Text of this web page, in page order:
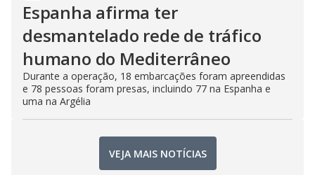
Espanha afirma ter
desmantelado rede de tráfico
humano do Mediterrâneo
Durante a operação, 18 embarcações foram apreendidas
e 78 pessoas foram presas, incluindo 77 na Espanha e
uma na Argélia
VEJA MAIS NOTÍCIAS